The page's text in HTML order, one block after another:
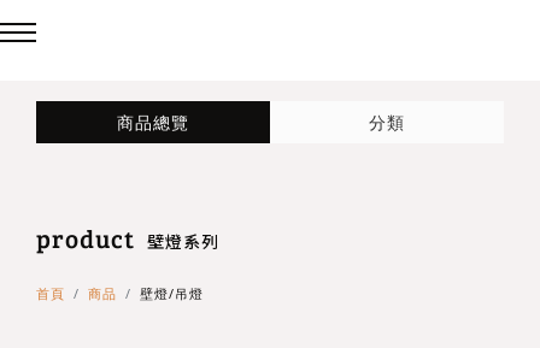
回主選單
台灣製造✨熱銷款✨
回主選單
造型吸頂燈
回主選單
壁燈
商品總覽 分類
product 壁燈系列
首頁 商品 壁燈/吊燈